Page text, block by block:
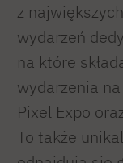
z
wydarzeń
na które
wydarzenia
Pixel Expo
To także